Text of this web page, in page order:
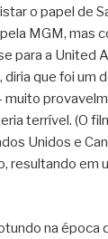
o papel de
MGM, mas
para a United
diria que foi um
muito
terrível. (O
Unidos e
resultando em
na época